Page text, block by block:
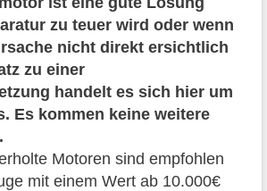
zu teuer wird oder wenn
nicht direkt ersichtlich
zu einer
handelt es sich hier um
Es kommen keine weitere
Motoren sind empfohlen
mit einem Wert ab 10.000€